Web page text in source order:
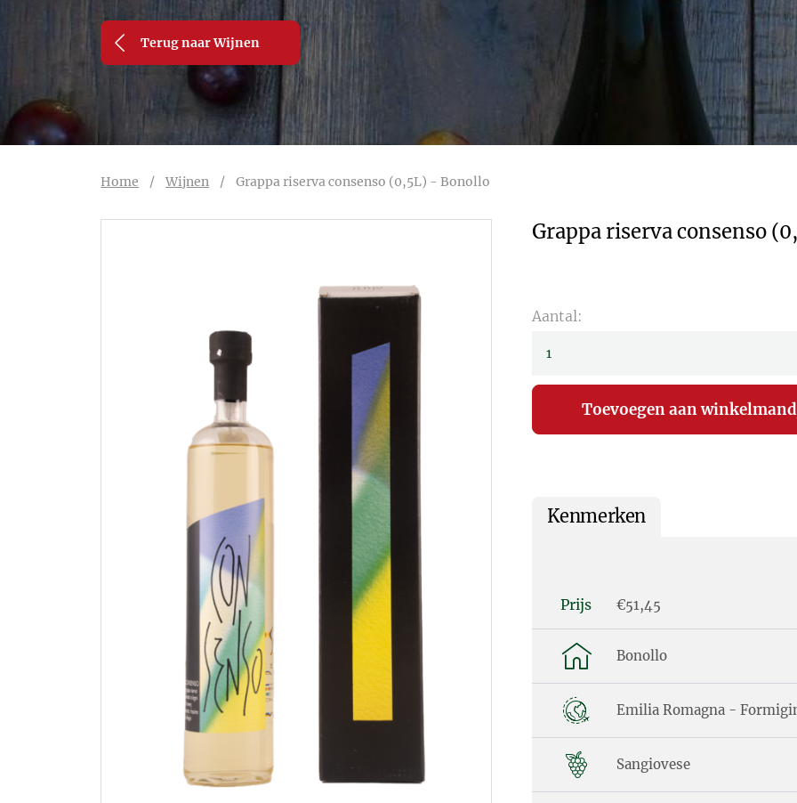
Terug naar Wijnen
Home /Wijnen /Grappa riserva consenso (0,5L) - Bonollo
Grappa riserva consenso
Aantal:
Kenmerken
Prijs €51,45
Bonollo
Emilia Romagna -
Sangiovese